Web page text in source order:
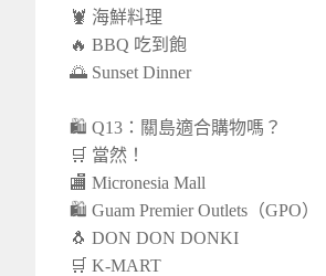
🦞 海鮮料理
🔥 BBQ 吃到飽
🌅 Sunset Dinner
🛍️ Q13：關島適合購物嗎？
🛒 當然！
🏬 Micronesia Mall
🛍️ Guam Premier Outlets（GPO）
🐧 DON DON DONKI
🛒 K-MART